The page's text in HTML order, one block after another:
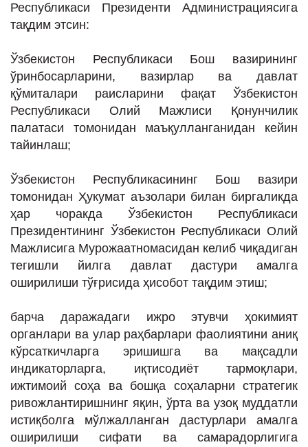
Республикаси Президенти Администрациясига
тақдим этсин:
Ўзбекистон Республикаси Бош вазирининг
ўринбосарларини, вазирлар ва давлат
қўмиталари раисларини фақат Ўзбекистон
Республикаси Олий Мажлиси Қонунчилик
палатаси томонидан маъқулланганидан кейин
тайинлаш;
Ўзбекистон Республикасининг Бош вазири
томонидан Ҳукумат аъзолари билан биргаликда
ҳар чоракда Ўзбекистон Республикаси
Президентининг Ўзбекистон Республикаси Олий
Мажлисига Мурожаатномасидан келиб чиқадиган
тегишли йилга давлат дастури амалга
оширилиши тўғрисида ҳисобот тақдим этиш;
барча даражадаги ижро этувчи ҳокимият
органлари ва улар раҳбарлари фаолиятини аниқ
кўрсаткичларга эришишга ва мақсадли
индикаторларга, иқтисодиёт тармоқлари,
ижтимоий соҳа ва бошқа соҳаларни стратегик
ривожлантиришнинг яқин, ўрта ва узоқ муддатли
истиқболга мўлжалланган дастурлари амалга
оширилиши сифати ва самарадорлигига